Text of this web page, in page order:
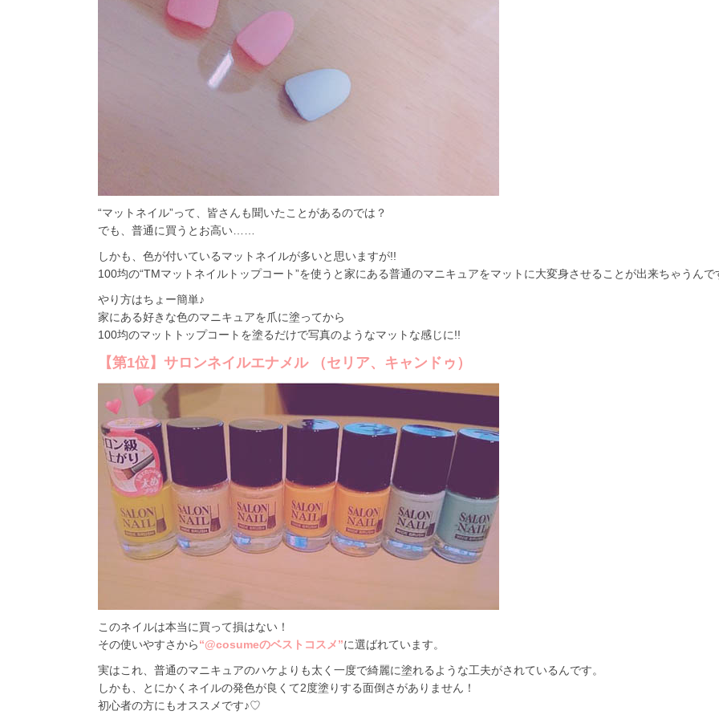
“マットネイル”って、皆さんも聞いたことがあるのでは？
でも、普通に買うとお高い……
しかも、色が付いているマットネイルが多いと思いますが!!
100均の“TMマットネイルトップコート”を使うと家にある普通のマニキュアをマットに大変身させることが出来ちゃうんで
やり方はちょー簡単♪
家にある好きな色のマニキュアを爪に塗ってから
100均のマットトップコートを塗るだけで写真のようなマットな感じに!!
【第1位】サロンネイルエナメル （セリア、キャンドゥ）
このネイルは本当に買って損はない！
その使いやすさから“@cosumeのベストコスメ”に選ばれています。
実はこれ、普通のマニキュアのハケよりも太く一度で綺麗に塗れるような工夫がされているんです。
しかも、とにかくネイルの発色が良くて2度塗りする面倒さがありません！
初心者の方にもオススメです♪♡